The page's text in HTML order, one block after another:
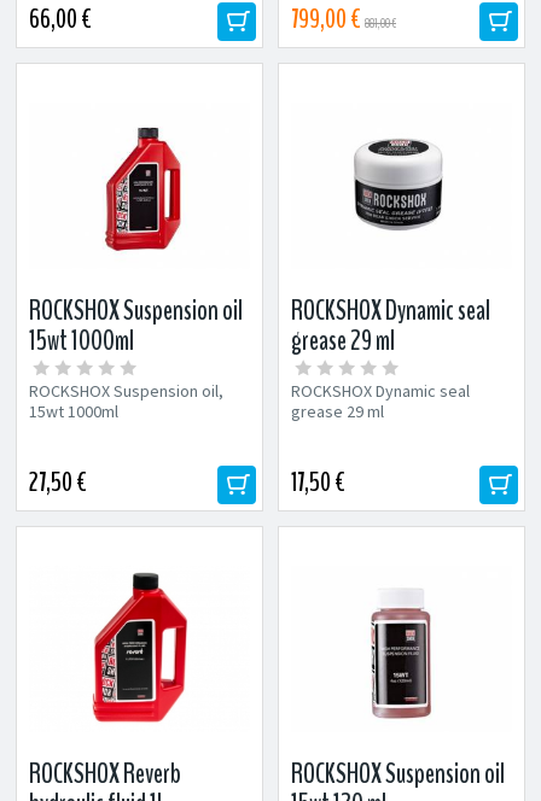
66,00 € 799,00 € 881,00 €
ROCKSHOX Suspension oil
15wt 1000ml
ROCKSHOX Suspension oil,
15wt 1000ml
27,50 €
ROCKSHOX Dynamic seal
grease 29 ml
ROCKSHOX Dynamic seal
grease 29 ml
17,50 €
ROCKSHOX Reverb
ROCKSHOX Suspension oil